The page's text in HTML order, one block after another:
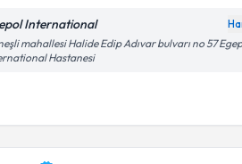
International
mahallesi Halide Edip Adıvar bulvarı no 57
Hastanesi